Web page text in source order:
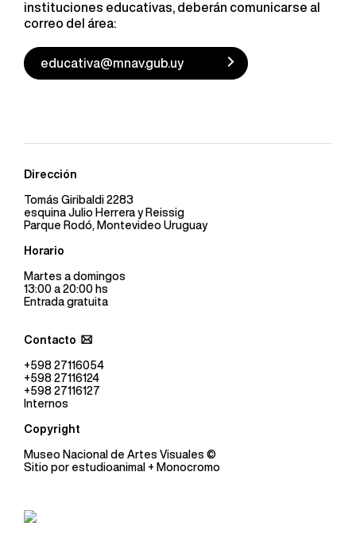
instituciones educativas, deberán comunicarse al
correo del área:
educativa@mnav.gub.uy
Dirección
Tomás Giribaldi 2283
esquina Julio Herrera y Reissig
Parque Rodó, Montevideo Uruguay
Horario
Martes a domingos
13:00 a 20:00 hs
Entrada gratuita
Contacto
+598 27116054
+598 27116124
+598 27116127
Internos
Copyright
Museo Nacional de Artes Visuales ©
Sitio por estudioanimal + Monocromo